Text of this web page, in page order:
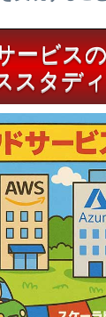
ービス
スタディ